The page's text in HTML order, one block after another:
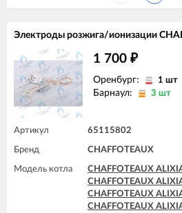
Электроды розжига/ионизации
1 700 ₽
Оренбург: 1 шт
Барнаул: 3 шт
Артикул 65115802
Бренд CHAFFOTEAUX
Модель котла
CHAFFOTEAUX
CHAFFOTEAUX
CHAFFOTEAUX
CHAFFOTEAUX